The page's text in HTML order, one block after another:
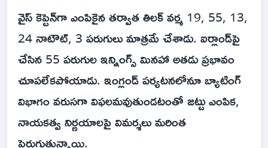
వైస్ కెప్టెన్‌గా ఎంపికైన తర్వాత తిలక్ వర్మ 19, 55, 13,
24 నాటౌట్, 3 పరుగులు మాత్రమే చేశాడు. ఐర్లాండ్‌పై
చేసిన 55 పరుగుల ఇన్నింగ్స్ మినహా అతడు ప్రభావం
చూపలేకపోయాడు. ఇంగ్లండ్ పర్యటనలోనూ బ్యాటింగ్
విభాగం వరుసగా విఫలమవుతుండటంతో జట్టు ఎంపిక,
నాయకత్వ నిర్ణయాలపై విమర్శలు మరింత
పెరుగుతున్నాయి.